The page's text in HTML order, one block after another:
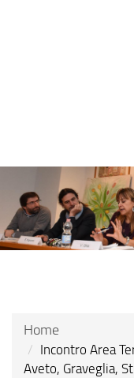
main
content
Home
Incontro Area
Aveto, Graveglia,